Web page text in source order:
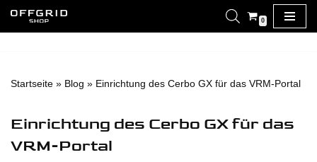
0
Startseite » Blog » Einrichtung des Cerbo GX für das VRM-Portal
Einrichtung des Cerbo GX für das
VRM-Portal